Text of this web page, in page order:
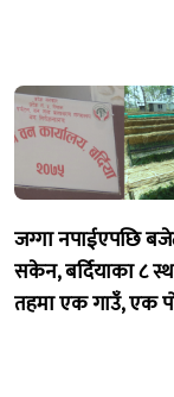
जग्गा नपाईएपछि
सकेन, बर्दियाका ८
तहमा एक गाउँ, एक